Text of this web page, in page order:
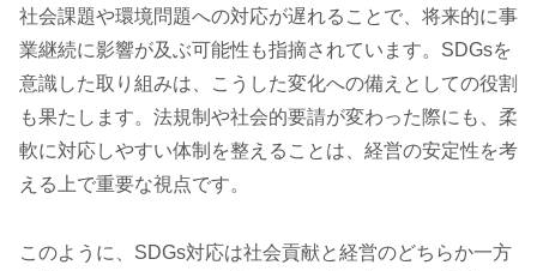
社会課題や環境問題への対応が遅れることで、将来的に事
業継続に影響が及ぶ可能性も指摘されています。SDGsを
意識した取り組みは、こうした変化への備えとしての役割
も果たします。法規制や社会的要請が変わった際にも、柔
軟に対応しやすい体制を整えることは、経営の安定性を考
える上で重要な視点です。
このように、SDGs対応は社会貢献と経営のどちらか一方